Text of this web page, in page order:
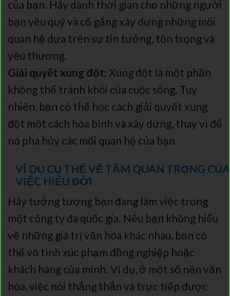
của bạn. Hãy dành thời gian cho những người
bạn yêu quý và cố gắng xây dựng những mối
quan hệ dựa trên sự tin tưởng, tôn trọng và
yêu thương.
Giải quyết xung đột: Xung đột là một phần
không thể tránh khỏi của cuộc sống. Tuy
nhiên, bạn có thể học cách giải quyết xung
đột một cách hòa bình và xây dựng, thay vì để
nó phá hủy các mối quan hệ của bạn.
VÍ DỤ CỤ THỂ VỀ TẦM QUAN TRỌNG CỦA
VIỆC HIỂU ĐỜI
Hãy tưởng tượng bạn đang làm việc trong
một công ty đa quốc gia. Nếu bạn không hiểu
về những giá trị văn hóa khác nhau, bạn có
thể vô tình xúc phạm đồng nghiệp hoặc
khách hàng của mình. Ví dụ, ở một số nền văn
hóa, việc nói thẳng thắn và trực tiếp được